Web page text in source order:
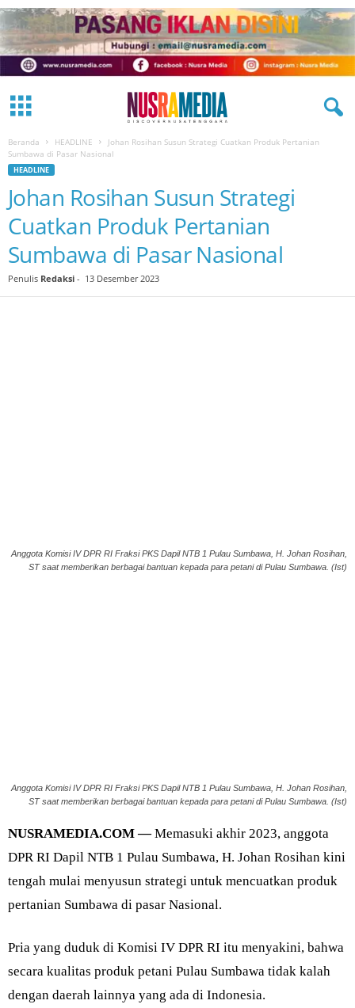
Beranda HEADLINE
Johan Rosihan Susun Strategi Cuatkan Produk Pertanian
Sumbawa di Pasar Nasional
HEADLINE
Johan Rosihan Susun Strategi
Cuatkan Produk Pertanian
Sumbawa di Pasar Nasional
Penulis Redaksi - 13 Desember 2023
Anggota Komisi IV DPR RI Fraksi PKS Dapil NTB 1 Pulau Sumbawa, H. Johan Rosihan,
ST saat memberikan berbagai bantuan kepada para petani di Pulau Sumbawa. (Ist)
Anggota Komisi IV DPR RI Fraksi PKS Dapil NTB 1 Pulau Sumbawa, H. Johan Rosihan,
ST saat memberikan berbagai bantuan kepada para petani di Pulau Sumbawa. (Ist)
NUSRAMEDIA.COM —Memasuki akhir 2023, anggota
DPR RI Dapil NTB 1 Pulau Sumbawa, H. Johan Rosihan kini
tengah mulai menyusun strategi untuk mencuatkan produk
pertanian Sumbawa di pasar Nasional.
Pria yang duduk di Komisi IV DPR RI itu menyakini, bahwa
secara kualitas produk petani Pulau Sumbawa tidak kalah
dengan daerah lainnya yang ada di Indonesia.